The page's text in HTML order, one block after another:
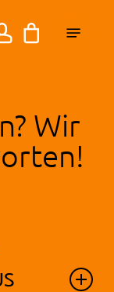
Kundenkonto
Wir